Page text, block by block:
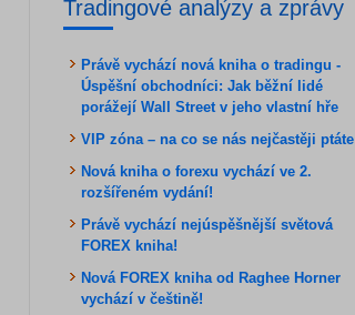
Tradingové analýzy a zprávy
Právě vychází nová kniha o tradingu -
Úspěšní obchodníci: Jak běžní lidé
porážejí Wall Street v jeho vlastní hře
VIP zóna – na co se nás nejčastěji ptáte
Nová kniha o forexu vychází ve 2.
rozšířeném vydání!
Právě vychází nejúspěšnější světová
FOREX kniha!
Nová FOREX kniha od Raghee Horner
vychází v češtině!